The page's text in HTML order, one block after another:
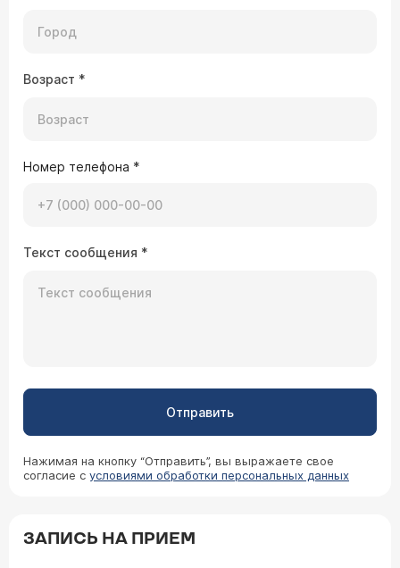
Возраст *
Номер телефона *
Текст сообщения *
Отправить
Нажимая на кнопку “Отправить”, вы выражаете свое
согласие с условиями обработки персональных данных
ЗАПИСЬ НА ПРИЕМ